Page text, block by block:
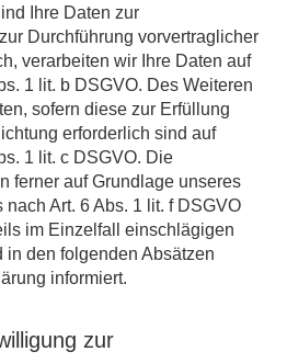
Ihre Daten zur
Durchführung vorvertraglicher
verarbeiten wir Ihre Daten auf
1 lit. b DSGVO. Des Weiteren
sofern diese zur Erfüllung
erforderlich sind auf
1 lit. c DSGVO. Die
ferner auf Grundlage unseres
nach Art. 6 Abs. 1 lit. f DSGVO
im Einzelfall einschlägigen
in den folgenden Absätzen
informiert.
zur